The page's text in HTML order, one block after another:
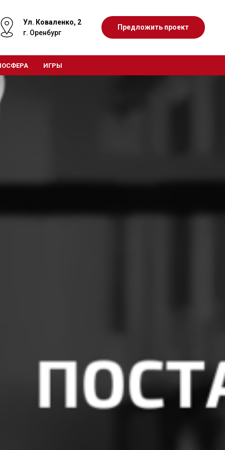
Ул. Коваленко, 2
г. Оренбург
Предложить проект
ИГРЫ